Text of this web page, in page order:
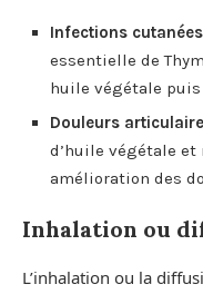
Infections
essentielle de
huile végétale puis
Douleurs
d’huile végétale et
amélioration des
Inhalation ou
L’inhalation ou la